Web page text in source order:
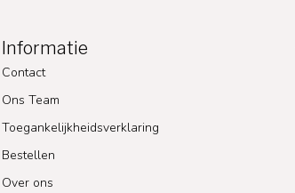
Informatie
Contact
Ons Team
Toegankelijkheidsverklaring
Bestellen
Over ons